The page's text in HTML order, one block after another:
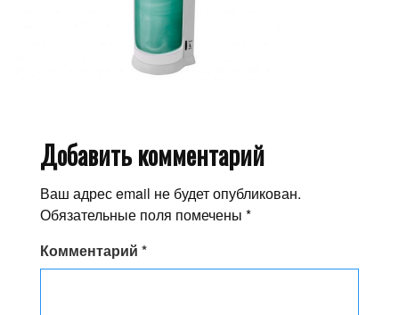
Добавить комментарий
Ваш адрес email не будет опубликован.
Обязательные поля помечены *
Комментарий *